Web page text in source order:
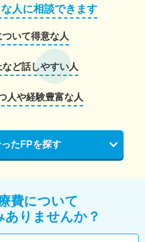
人に相談できます
いて得意な人
など話しやすい人
人や経験豊富な人
たFPを探す
費について
ありませんか？